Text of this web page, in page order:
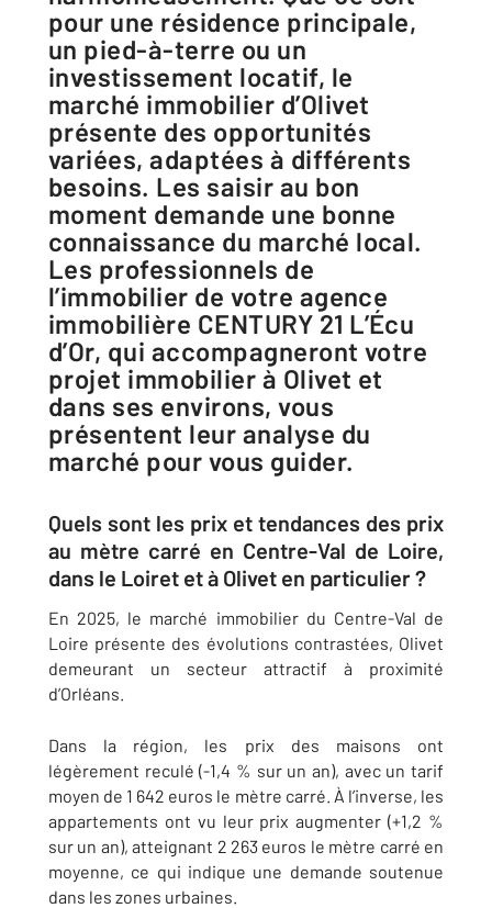
pour une résidence principale,
un pied-à-terre ou un
investissement locatif, le
marché immobilier d’Olivet
présente des opportunités
variées, adaptées à différents
besoins. Les saisir au bon
moment demande une bonne
connaissance du marché local.
Les professionnels de
l’immobilier de votre agence
immobilière CENTURY 21 L’Écu
d’Or, qui accompagneront votre
projet immobilier à Olivet et
dans ses environs, vous
présentent leur analyse du
marché pour vous guider.
Quels sont les prix et tendances des prix
au mètre carré en Centre-Val de Loire,
dans le Loiret et à Olivet en particulier ?
En 2025, le marché immobilier du Centre-Val de
Loire présente des évolutions contrastées, Olivet
demeurant un secteur attractif à proximité
d’Orléans.
Dans la région, les prix des maisons ont
légèrement reculé (-1,4 % sur un an), avec un tarif
moyen de 1 642 euros le mètre carré. À l’inverse, les
appartements ont vu leur prix augmenter (+1,2 %
sur un an), atteignant 2 263 euros le mètre carré en
moyenne, ce qui indique une demande soutenue
dans les zones urbaines.